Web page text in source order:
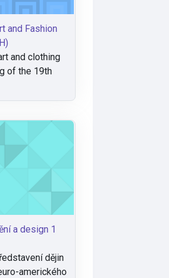
and Fashion
and clothing
of the 19th
a design 1 (2024)
a design 1
dějin
amerického